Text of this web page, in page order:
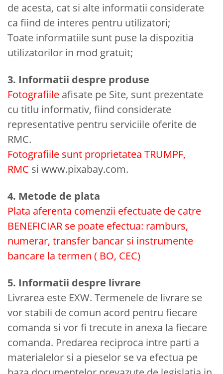
de acesta, cat si alte informatii considerate
ca fiind de interes pentru utilizatori;
Toate informatiile sunt puse la dispozitia
utilizatorilor in mod gratuit;
3. Informatii despre produse
Fotografiile afisate pe Site, sunt prezentate
cu titlu informativ, fiind considerate
representative pentru serviciile oferite de
RMC.
Fotografiile sunt proprietatea TRUMPF,
RMC si www.pixabay.com.
4. Metode de plata
Plata aferenta comenzii efectuate de catre
BENEFICIAR se poate efectua: ramburs,
numerar, transfer bancar si instrumente
bancare la termen ( BO, CEC)
5. Informatii despre livrare
Livrarea este EXW. Termenele de livrare se
vor stabili de comun acord pentru fiecare
comanda si vor fi trecute in anexa la fiecare
comanda. Predarea reciproca intre parti a
materialelor si a pieselor se va efectua pe